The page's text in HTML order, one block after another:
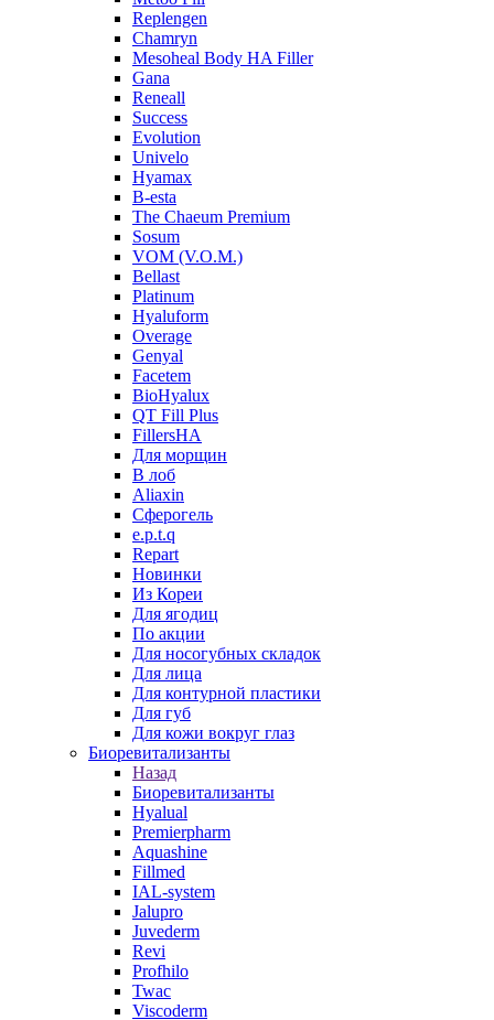
Replengen
Chamryn
Mesoheal Body HA Filler
Gana
Reneall
Success
Evolution
Univelo
Hyamax
B-esta
The Chaeum Premium
Sosum
VOM (V.O.M.)
Bellast
Platinum
Hyaluform
Overage
Genyal
Facetem
BioHyalux
QT Fill Plus
FillersHA
Для морщин
В лоб
Aliaxin
Сферогель
e.p.t.q
Repart
Новинки
Из Кореи
Для ягодиц
По акции
Для носогубных складок
Для лица
Для контурной пластики
Для губ
Для кожи вокруг глаз
Биоревитализанты
Назад
Биоревитализанты
Hyalual
Premierpharm
Aquashine
Fillmed
IAL-system
Jalupro
Juvederm
Revi
Profhilo
Twac
Viscoderm